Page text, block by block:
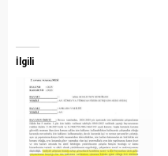
İlgili